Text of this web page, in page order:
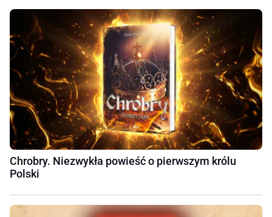
Chrobry. Niezwykła powieść o pierwszym królu
Polski